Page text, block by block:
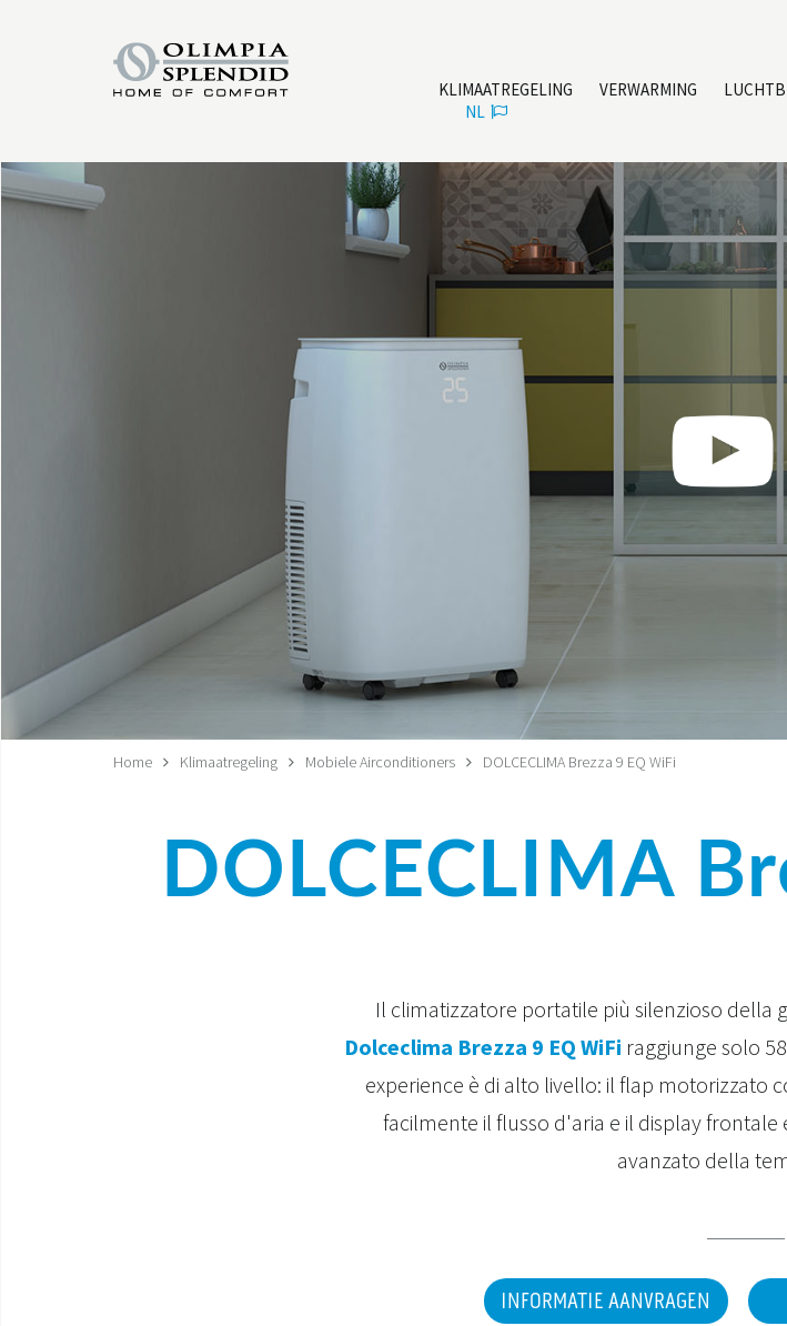
KLIMAATREGELING VERWARMING
NL
Home Klimaatregeling Mobiele Airconditioners DOLCECLIMA Brezza 9 EQ WiFi
DOLCECLIMA
Il climatizzatore portatile più silenzioso della
Dolceclima Brezza 9 EQ WiFi raggiunge solo
experience è di alto livello: il flap motorizzato
facilmente il flusso d'aria e il display
avanzato della
INFORMATIE AANVRAGEN